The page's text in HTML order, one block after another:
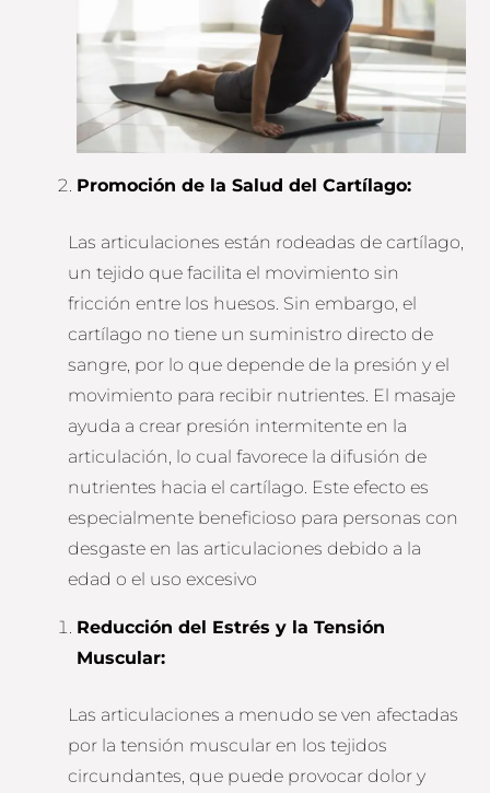
Promoción de la Salud del Cartílago:
Las articulaciones están rodeadas de cartílago,
un tejido que facilita el movimiento sin
fricción entre los huesos. Sin embargo, el
cartílago no tiene un suministro directo de
sangre, por lo que depende de la presión y el
movimiento para recibir nutrientes. El masaje
ayuda a crear presión intermitente en la
articulación, lo cual favorece la difusión de
nutrientes hacia el cartílago. Este efecto es
especialmente beneficioso para personas con
desgaste en las articulaciones debido a la
edad o el uso excesivo
Reducción del Estrés y la Tensión
Muscular:
Las articulaciones a menudo se ven afectadas
por la tensión muscular en los tejidos
circundantes, que puede provocar dolor y